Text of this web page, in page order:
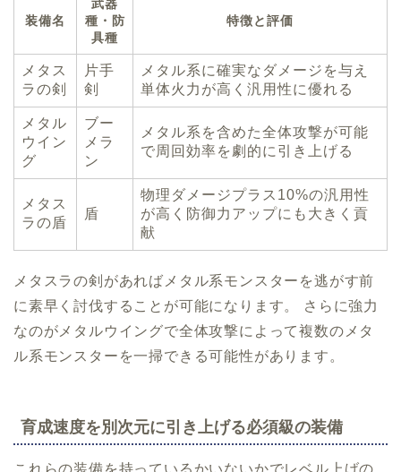
装備名
武器
種・防
具種
特徴と評価
メタス
ラの剣
片手
剣
メタル系に確実なダメージを与え
単体火力が高く汎用性に優れる
メタル
ウイン
グ
ブー
メラ
ン
メタル系を含めた全体攻撃が可能
で周回効率を劇的に引き上げる
メタス
ラの盾
盾
物理ダメージプラス10%の汎用性
が高く防御力アップにも大きく貢
献
メタスラの剣があればメタル系モンスターを逃がす前
に素早く討伐することが可能になります。 さらに強力
なのがメタルウイングで全体攻撃によって複数のメタ
ル系モンスターを一掃できる可能性があります。
育成速度を別次元に引き上げる必須級の装備
これらの装備を持っているかいないかでレベル上げの